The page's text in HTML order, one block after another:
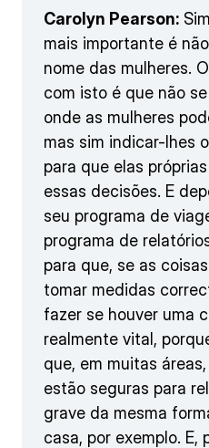
Carolyn Pearson:
mais importante é
nome das mulheres.
com isto é que não
onde as mulheres
mas sim indicar-lhes
para que elas
essas decisões. E
seu programa de
programa de
para que, se as
tomar medidas
fazer se houver uma
realmente vital,
que, em muitas
estão seguras para
grave da mesma
casa, por exemplo. E,